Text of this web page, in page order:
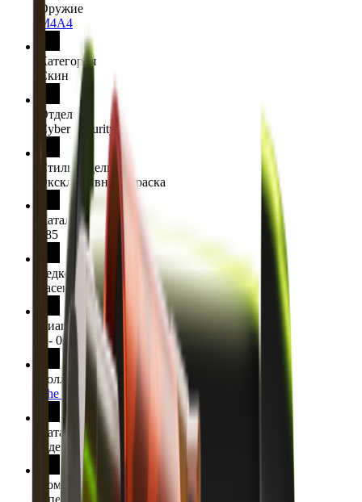
Оружие
M4A4
Категория
Скин
Отделка
Cyber Security
Стиль отделки
Эксклюзивная окраска
Каталог отделки
985
Редкость
Засекреченное
Диапазон Float
0 - 0.98
Коллекция
The Operation Broken Fang Collection
Дата выпуска
3 декабря 2020 г.
Команда